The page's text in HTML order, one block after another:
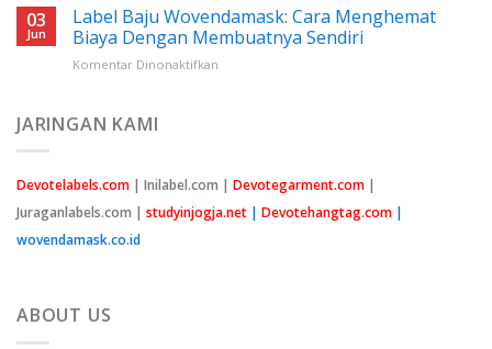
Untuk
Pemula
Benang
Nylon
Cap
03
Jun
Label Baju Wovendamask: Cara Menghemat
Biaya Dengan Membuatnya Sendiri
Komentar Dinonaktifkan
Dengan
Membuatnya
JARINGAN KAMI
Devotelabels.com | Inilabel.com | Devotegarment.com |
Juraganlabels.com | studyinjogja.net | Devotehangtag.com |
wovendamask.co.id
ABOUT US